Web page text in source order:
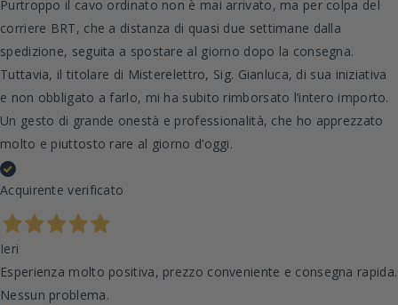
Purtroppo il cavo ordinato non è mai arrivato, ma per colpa del
corriere BRT, che a distanza di quasi due settimane dalla
spedizione, seguita a spostare al giorno dopo la consegna.
Tuttavia, il titolare di Misterelettro, Sig. Gianluca, di sua iniziativa
e non obbligato a farlo, mi ha subito rimborsato l’intero importo.
Un gesto di grande onestà e professionalità, che ho apprezzato
molto e piuttosto rare al giorno d’oggi.
Acquirente verificato
Ieri
Esperienza molto positiva, prezzo conveniente e consegna rapida.
Nessun problema.